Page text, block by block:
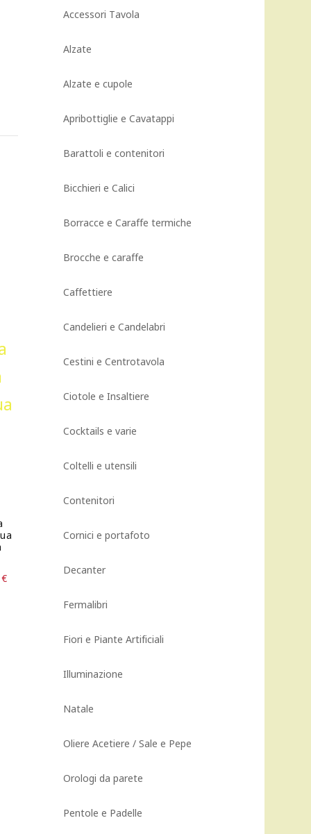
€
Accessori Tavola
Alzate
Alzate e cupole
Apribottiglie e Cavatappi
Barattoli e contenitori
Bicchieri e Calici
Borracce e Caraffe termiche
Brocche e caraffe
Caffettiere
Candelieri e Candelabri
Cestini e Centrotavola
Ciotole e Insaltiere
Cocktails e varie
Coltelli e utensili
Contenitori
Cornici e portafoto
Decanter
Fermalibri
Fiori e Piante Artificiali
Illuminazione
Natale
Oliere Acetiere / Sale e Pepe
Orologi da parete
Pentole e Padelle